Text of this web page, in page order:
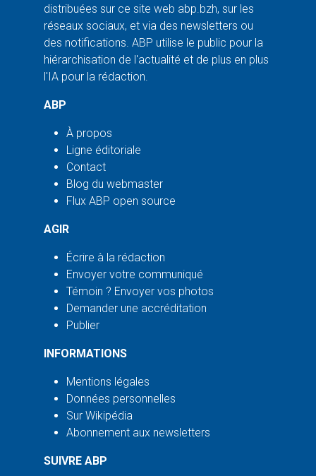
distribuées sur ce site web abp.bzh, sur les
réseaux sociaux, et via des newsletters ou
des notifications. ABP utilise le public pour la
hiérarchisation de l'actualité et de plus en plus
l'IA pour la rédaction.
ABP
À propos
Ligne éditoriale
Contact
Blog du webmaster
Flux ABP open source
AGIR
Écrire à la rédaction
Envoyer votre communiqué
Témoin ? Envoyer vos photos
Demander une accréditation
Publier
INFORMATIONS
Mentions légales
Données personnelles
Sur Wikipédia
Abonnement aux newsletters
SUIVRE ABP